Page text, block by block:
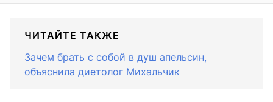
ЧИТАЙТЕ ТАКЖЕ
Зачем брать с собой в душ апельсин,
объяснила диетолог Михальчик